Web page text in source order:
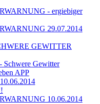
- ergiebiger
29.07.2014
GEWITTER
Schwere Gewitter
APP
10.06.2014